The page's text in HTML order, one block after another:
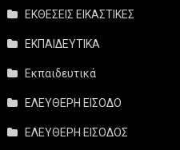
ΕΚΘΕΣΕΙΣ ΕΙΚΑΣΤΙΚΕΣ
ΕΚΠΑΙΔΕΥΤΙΚΑ
Εκπαιδευτικά
ΕΛΕΥΘΕΡΗ ΕΙΣΟΔΟ
ΕΛΕΥΘΕΡΗ ΕΙΣΟΔΟΣ